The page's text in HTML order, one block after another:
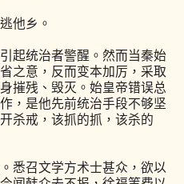
他乡。
起统治者警醒。然而当秦始
之意，反而变本加厉，采取
摧残、毁灭。始皇帝错误总
，是他先前统治手段不够坚
杀戒，该抓的抓，该杀的
悉召文学方术士甚众，欲以